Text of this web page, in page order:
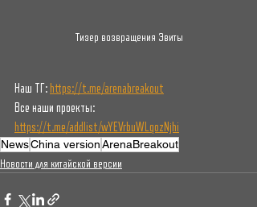
Тизер возвращения Эвиты
Наш ТГ: https://t.me/arenabreakout
Все наши проекты:
https://t.me/addlist/wYEVrbuWLqozNjhi
NewsChina versionArenaBreakout
Новости для китайской версии